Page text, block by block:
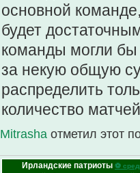
основной
будет
команды могли бы
за некую общую
распределить
количество
Mitrasha отметил этот
Ирландские патриоты ⚽